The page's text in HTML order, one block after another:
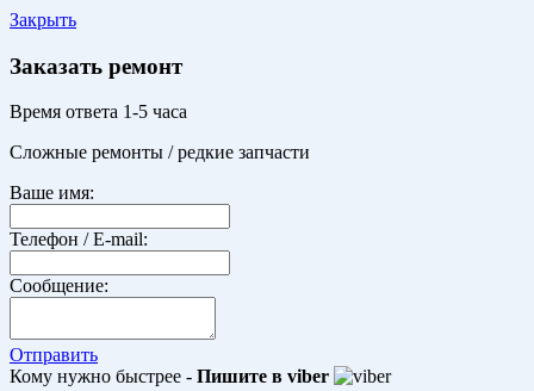
Закрыть
Заказать ремонт
Время ответа 1-5 часа
Сложные ремонты / редкие запчасти
Ваше имя:
Телефон / E-mail:
Сообщение:
Отправить
Кому нужно быстрее - Пишите в viber